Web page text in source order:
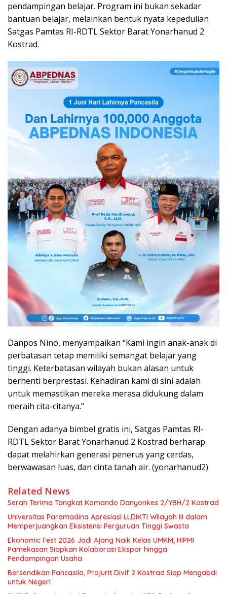
pendampingan belajar. Program ini bukan sekadar
bantuan belajar, melainkan bentuk nyata kepedulian
Satgas Pamtas RI-RDTL Sektor Barat Yonarhanud 2
Kostrad.
‎Danpos Nino, menyampaikan “Kami ingin anak-anak di
perbatasan tetap memiliki semangat belajar yang
tinggi. Keterbatasan wilayah bukan alasan untuk
berhenti berprestasi. Kehadiran kami di sini adalah
untuk memastikan mereka merasa didukung dalam
meraih cita-citanya.”
‎Dengan adanya bimbel gratis ini, Satgas Pamtas RI-
RDTL Sektor Barat Yonarhanud 2 Kostrad berharap
dapat melahirkan generasi penerus yang cerdas,
berwawasan luas, dan cinta tanah air. (yonarhanud2)
Related News
Serah Terima Tongkat Komando Danyonkes 2/YBH/2 Kostrad
Universitas Paramadina Apresiasi LLDIKTI Wilayah III dalam
Memperjuangkan Eksistensi Perguruan Tinggi Swasta
Ekonomic Fest 2026 Jadi Ajang Naik Kelas UMKM, HIPMI
Pamekasan Siapkan Kolaborasi Ekspor hingga
Pendampingan Usaha
Bersendikan Pancasila, Prajurit Divif 2 Kostrad Siap Mengabdi
untuk Negeri